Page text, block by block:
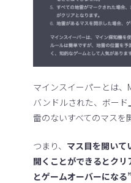
マインスイーパーとは
バンドルされた、ボー
雷のないすべてのマス
つまり、 マス目を開いて
開くことができるとクリ
とゲームオーバーにな